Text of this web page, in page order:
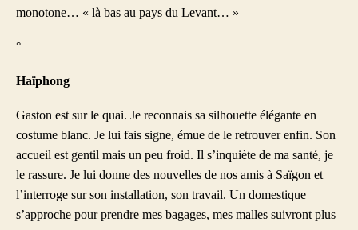
monotone… « là bas au pays du Levant… »
°
Haïphong
Gaston est sur le quai. Je reconnais sa silhouette élégante en
costume blanc. Je lui fais signe, émue de le retrouver enfin. Son
accueil est gentil mais un peu froid. Il s’inquiète de ma santé, je
le rassure. Je lui donne des nouvelles de nos amis à Saïgon et
l’interroge sur son installation, son travail. Un domestique
s’approche pour prendre mes bagages, mes malles suivront plus